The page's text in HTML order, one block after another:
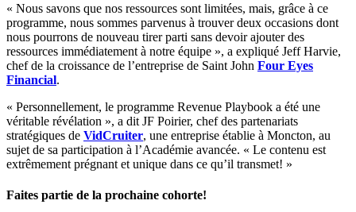
« Nous savons que nos ressources sont limitées, mais, grâce à ce
programme, nous sommes parvenus à trouver deux occasions dont
nous pourrons de nouveau tirer parti sans devoir ajouter des
ressources immédiatement à notre équipe », a expliqué Jeff Harvie,
chef de la croissance de l’entreprise de Saint John Four Eyes
Financial.
« Personnellement, le programme Revenue Playbook a été une
véritable révélation », a dit JF Poirier, chef des partenariats
stratégiques de VidCruiter, une entreprise établie à Moncton, au
sujet de sa participation à l’Académie avancée. « Le contenu est
extrêmement prégnant et unique dans ce qu’il transmet! »
Faites partie de la prochaine cohorte!